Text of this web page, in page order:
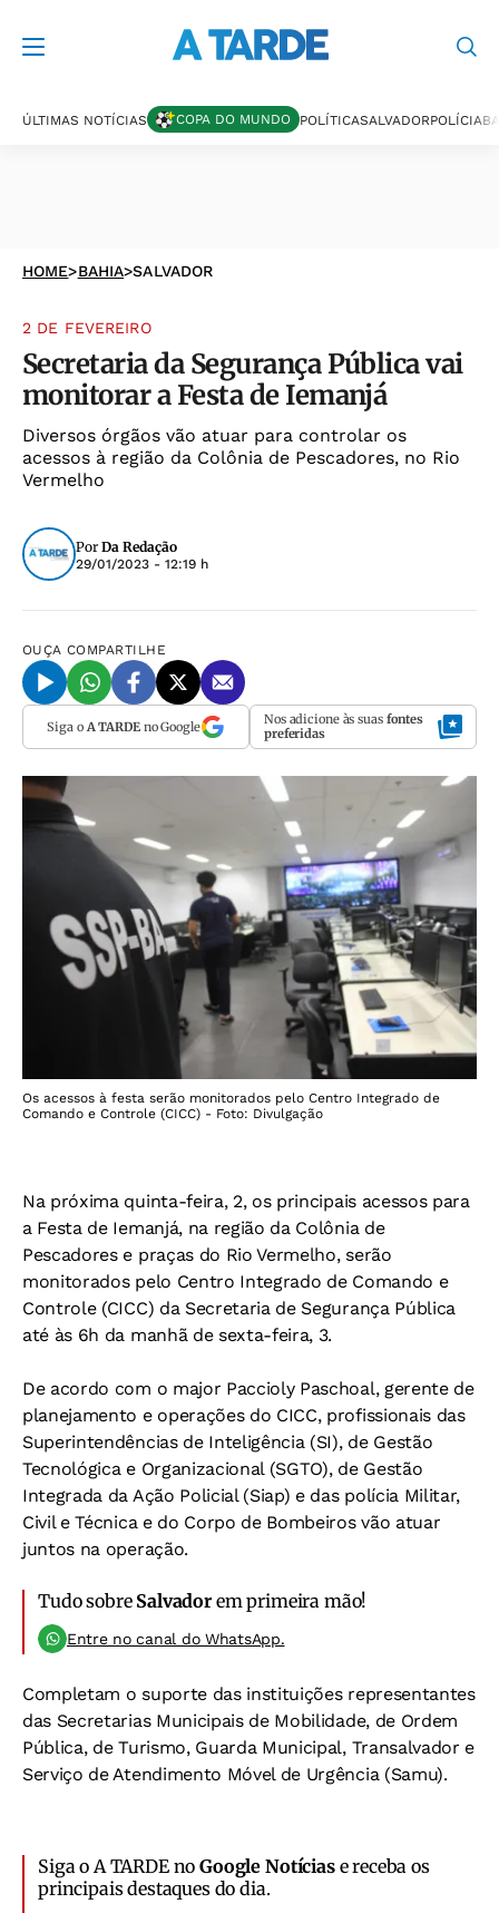
ÚLTIMAS NOTÍCIAS COPA DO MUNDO POLÍTICASALVADORPOLÍCIA
HOME>BAHIA>SALVADOR
2 DE FEVEREIRO
Secretaria da Segurança Pública vai
monitorar a Festa de Iemanjá
Diversos órgãos vão atuar para controlar os
acessos à região da Colônia de Pescadores, no Rio
Vermelho
Por Da Redação
29/01/2023 - 12:19 h
OUÇA COMPARTILHE
Siga o A TARDEno Google Nos adicione às suas fontes
preferidas
Os acessos à festa serão monitorados pelo Centro Integrado de
Comando e Controle (CICC) - Foto: Divulgação
Na próxima quinta-feira, 2, os principais acessos para
a Festa de Iemanjá, na região da Colônia de
Pescadores e praças do Rio Vermelho, serão
monitorados pelo Centro Integrado de Comando e
Controle (CICC) da Secretaria de Segurança Pública
até às 6h da manhã de sexta-feira, 3.
De acordo com o major Paccioly Paschoal, gerente de
planejamento e operações do CICC, profissionais das
Superintendências de Inteligência (SI), de Gestão
Tecnológica e Organizacional (SGTO), de Gestão
Integrada da Ação Policial (Siap) e das polícia Militar,
Civil e Técnica e do Corpo de Bombeiros vão atuar
juntos na operação.
Tudo sobre Salvadorem primeira mão!
Entre no canal do WhatsApp.
Completam o suporte das instituições representantes
das Secretarias Municipais de Mobilidade, de Ordem
Pública, de Turismo, Guarda Municipal, Transalvador e
Serviço de Atendimento Móvel de Urgência (Samu).
Siga o A TARDE noGoogle Notíciase receba os
principais destaques do dia.